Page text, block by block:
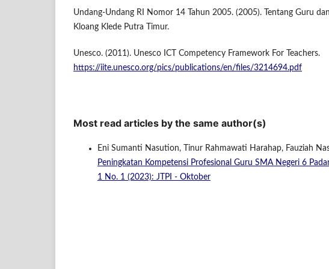
Undang-Undang RI Nomor 14 Tahun 2005. (2005). Tentang Guru
Kloang Klede Putra Timur.
Unesco. (2011). Unesco ICT Competency Framework For Teachers.
https://iite.unesco.org/pics/publications/en/files/3214694.pdf
Most read articles by the same author(s)
Eni Sumanti Nasution, Tinur Rahmawati Harahap, Fauziah
Peningkatan Kompetensi Profesional Guru SMA Negeri 6
1 No. 1 (2023): JTPI - Oktober